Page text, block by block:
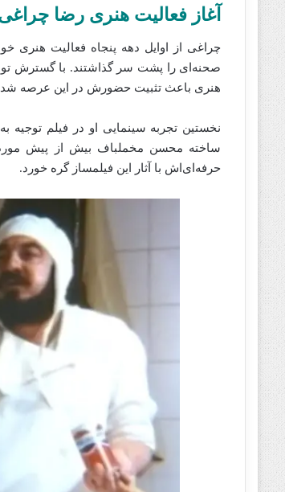
آغاز فعالیت هنری رضا
چراغی از اوایل دهه پنجاه فعالیت هنری
صحنه‌ای را پشت سر گذاشتند. با گسترش
هنری باعث تثبیت حضورش در این عرصه
نخستین تجربه سینمایی او در فیلمتوجیه
ساخته محسن مخملباف بیش از پیش
حرفه‌ای‌اش با آثار این فیلمساز گره خورد.